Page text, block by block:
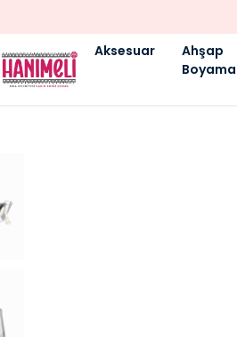
Aksesuar
Ahşap
Boyama